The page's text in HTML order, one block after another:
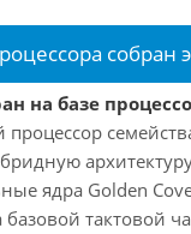
собран
на базе
ядра Golden
тактовой